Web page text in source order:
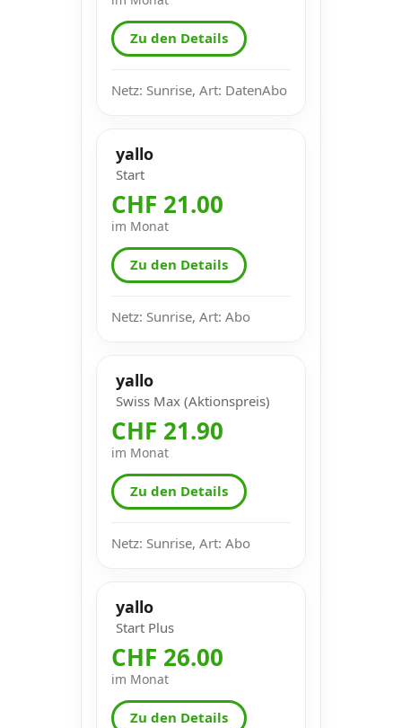
Zu den Details
Netz: Sunrise, Art: DatenAbo
yallo
Start
CHF 21.00
im Monat
Zu den Details
Netz: Sunrise, Art: Abo
yallo
Swiss Max (Aktionspreis)
CHF 21.90
im Monat
Zu den Details
Netz: Sunrise, Art: Abo
yallo
Start Plus
CHF 26.00
im Monat
Zu den Details